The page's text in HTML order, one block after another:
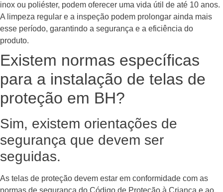
inox ou poliéster, podem oferecer uma vida útil de até 10 anos.
A limpeza regular e a inspeção podem prolongar ainda mais
esse período, garantindo a segurança e a eficiência do
produto.
Existem normas específicas
para a instalação de telas de
proteção em BH?
Sim, existem orientações de
segurança que devem ser
seguidas.
As telas de proteção devem estar em conformidade com as
normas de segurança do Código de Proteção à Criança e ao